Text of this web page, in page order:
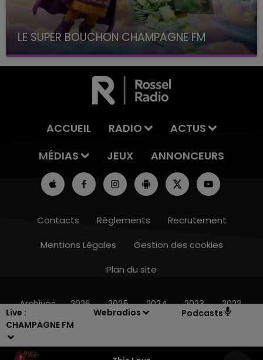
Live :
CHAMPAGNE FM
Webradios Podcasts
10h00 - 14h00
LE SUPER BOUCHON CHAMPAGNE FM
avec La Famille Champagne FM, à 8H10
ACCUEIL RADIO
ACTUS
MÉDIAS
JEUX ANNONCEURS
Contacts Règlements
Recrutement
Mentions Légales
Gestion des cookies
Plan du site
Archives 2026 2025 2024 2023 2022